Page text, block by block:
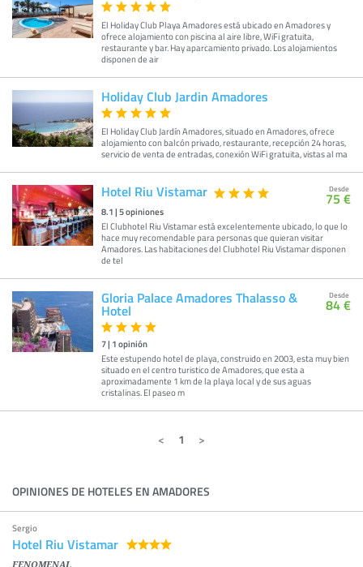
El Holiday Club Playa Amadores está ubicado en Amadores y
ofrece alojamiento con piscina al aire libre, WiFi gratuita,
restaurante y bar. Hay aparcamiento privado. Los alojamientos
disponen de air
Holiday Club Jardin Amadores
El Holiday Club Jardín Amadores, situado en Amadores, ofrece
alojamiento con balcón privado, restaurante, recepción 24 horas,
servicio de venta de entradas, conexión WiFi gratuita, vistas al ma
Hotel Riu Vistamar
8.1|5opiniones
El Clubhotel Riu Vistamar está excelentemente ubicado, lo que lo
hace muy recomendable para personas que quieran visitar
Amadores. Las habitaciones del Clubhotel Riu Vistamar disponen
de tel
Desde
75 €
Gloria Palace Amadores Thalasso &
Hotel
7| 1opinión
Este estupendo hotel de playa, construido en 2003, esta muy bien
situado en el centro turistico de Amadores, que esta a
aproximadamente 1 km de la playa local y de sus aguas
cristalinas. El paseo m
Desde
84 €
1
OPINIONES DE HOTELES EN AMADORES
Sergio
Hotel Riu Vistamar